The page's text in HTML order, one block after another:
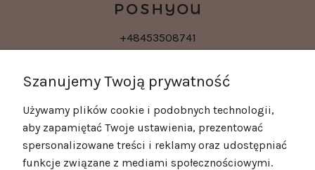
+48453508741
POMOC
MOJE KONTO
Szanujemy Twoją prywatność
Używamy plików cookie i podobnych technologii,
aby zapamiętać Twoje ustawienia, prezentować
spersonalizowane treści i reklamy oraz udostępniać
funkcje związane z mediami społecznościowymi.